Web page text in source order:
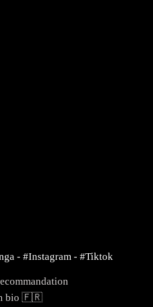
- #Instagram - #Tiktok
bio 🇫🇷